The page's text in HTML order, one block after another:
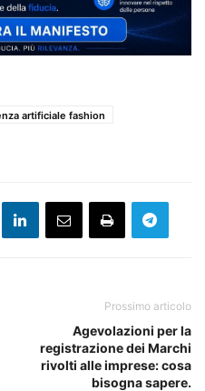
artificiale fashion
Prossimo articolo
Agevolazioni per la
registrazione dei Marchi
rivolti alle imprese: cosa
bisogna sapere.